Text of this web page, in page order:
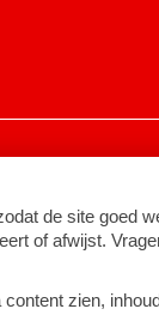
BNNVARA